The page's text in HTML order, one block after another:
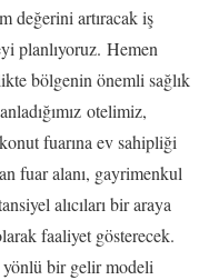
değerini artıracak iş
planlıyoruz. Hemen
bölgenin önemli sağlık
otelimiz,
fuarına ev sahipliği
fuar alanı, gayrimenkul
alıcıları bir araya
faaliyet gösterecek.
yönlü bir gelir modeli